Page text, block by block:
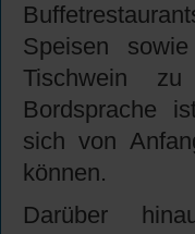
Speisen
Tischwein
Bordsprache
sich von
können.
Darüber